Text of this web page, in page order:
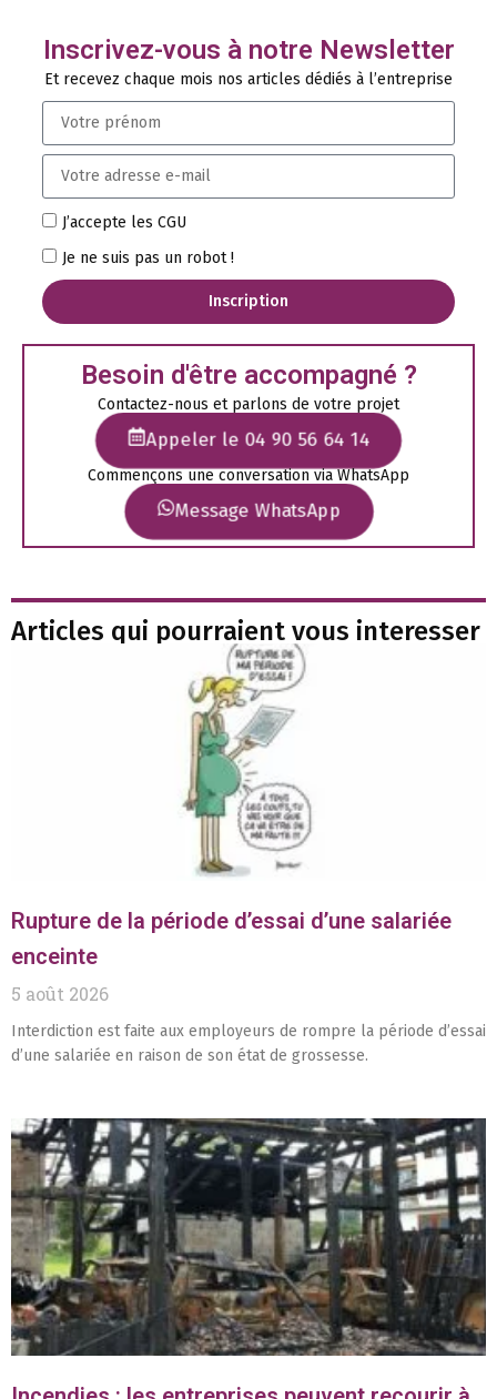
Inscrivez-vous à notre Newsletter
Et recevez chaque mois nos articles dédiés à l’entreprise
J’accepte les CGU
Je ne suis pas un robot !
Inscription
Besoin d'être accompagné ?
Contactez-nous et parlons de votre projet
Appeler le 04 90 56 64 14
Commençons une conversation via WhatsApp
Message WhatsApp
Articles qui pourraient vous interesser
Rupture de la période d’essai d’une salariée
enceinte
5 août 2026
Interdiction est faite aux employeurs de rompre la période d’essai
d’une salariée en raison de son état de grossesse.